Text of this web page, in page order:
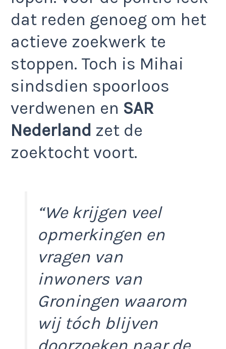
dat reden genoeg om het
actieve zoekwerk te
stoppen. Toch is Mihai
sindsdien spoorloos
verdwenen en SAR
Nederland zet de
zoektocht voort.
“We krijgen veel
opmerkingen en
vragen van
inwoners van
Groningen waarom
wij tóch blijven